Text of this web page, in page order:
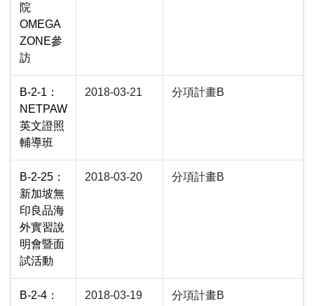
院
OMEGA
ZONE參
訪
B-2-1：
NETPAW
英文證照
輔導班
2018-03-21 分項計畫B
B-2-25：
新加坡無
印良品海
外實習說
明會暨面
試活動
2018-03-20 分項計畫B
B-2-4：
2018-03-19 分項計畫B